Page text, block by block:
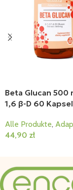
Beta Glucan 500
1,6 β-D 60
Alle Produkte,
44,90 zł